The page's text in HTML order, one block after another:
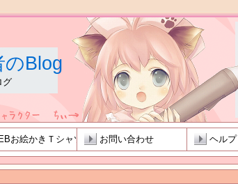
のBlog
グ
お絵かきＴシャツ お問い合わせ ヘルプ